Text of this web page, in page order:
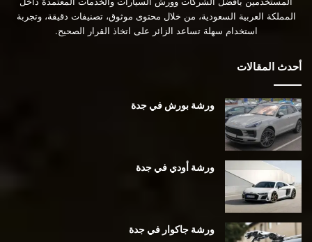
المملكة العربية السعودية، من خلال محتوى موثوق، تصنيفات دقيقة، وتجربة
استخدام سهلة تساعد الزائر على اتخاذ القرار الصحيح.
أحدث المقالات
ورشة بورش في جدة
ورشة أودي في جدة
ورشة جاكوار في جدة